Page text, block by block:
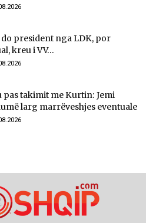
president nga LDK, por
kreu i VV...
pas takimit me Kurtin: Jemi
larg marrëveshjes eventuale